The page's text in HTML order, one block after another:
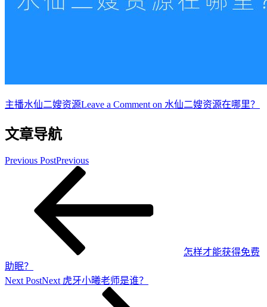
主播水仙二嫂资源Leave a Comment on 水仙二嫂资源在哪里？
文章导航
Previous PostPrevious
怎样才能获得免费
助眠？
Next PostNext 虎牙小曦老师是谁？